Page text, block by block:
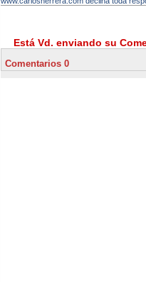
Está Vd. enviando su
Comentarios 0